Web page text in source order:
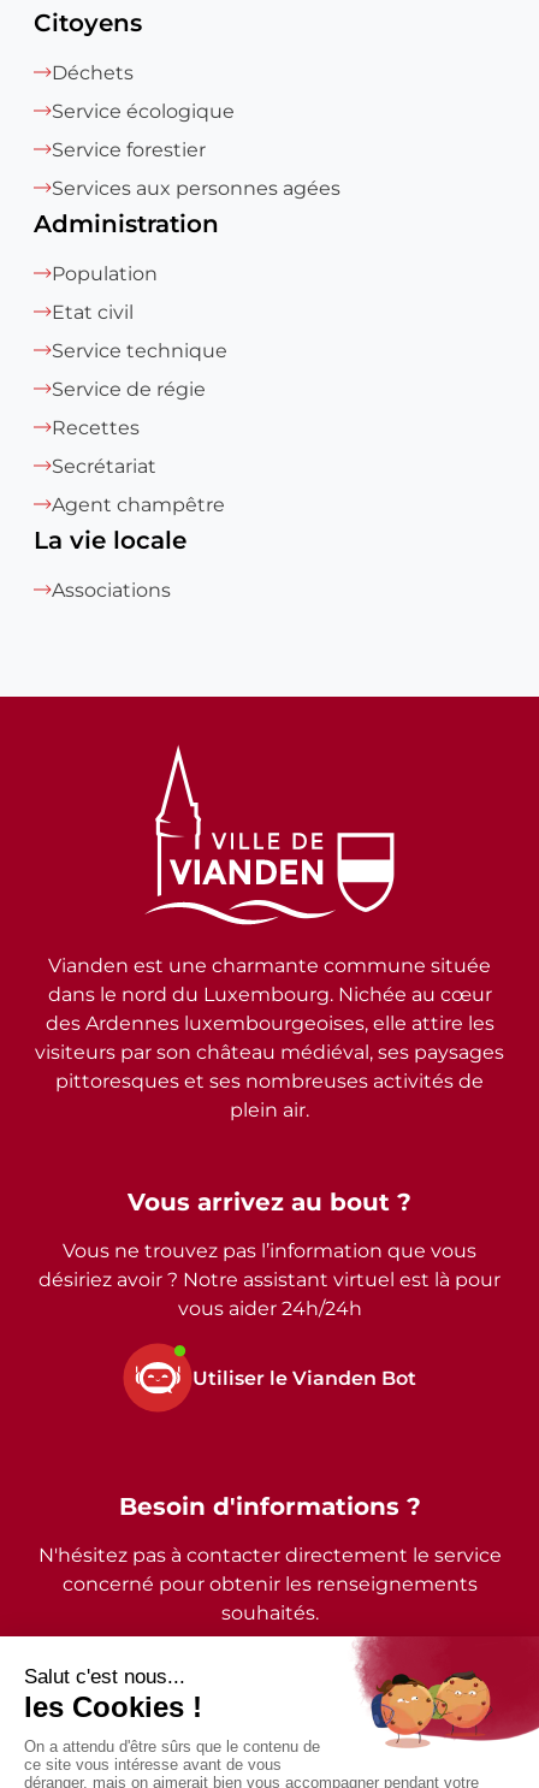
Citoyens
Déchets
Service écologique
Service forestier
Services aux personnes agées
Administration
Population
Etat civil
Service technique
Service de régie
Recettes
Secrétariat
Agent champêtre
La vie locale
Associations
Vous arrivez au bout ?
Vous ne trouvez pas l’information que vous
désiriez avoir ? Notre assistant virtuel est là pour
vous aider 24h/24h
Utiliser le Vianden Bot
Vianden est une charmante commune située
dans le nord du Luxembourg. Nichée au cœur
des Ardennes luxembourgeoises, elle attire les
visiteurs par son château médiéval, ses paysages
pittoresques et ses nombreuses activités de
plein air.
Besoin d'informations ?
N'hésitez pas à contacter directement le service
concerné pour obtenir les renseignements
souhaités.
2026 - © Commune de Vianden - Tous droits réservés
Politique de confidentialité